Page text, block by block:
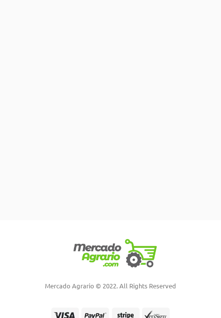
Mercado Agrario © 2022. All Rights Reserved